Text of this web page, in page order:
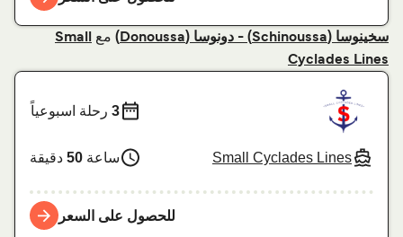
سخينوسا (Schinoussa) - دونوسا (Donoussa) معSmall
Cyclades Lines
Small Cyclades Lines
3رحلة اسبوعياً
ساعة50دقيقة
للحصول على السعر